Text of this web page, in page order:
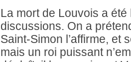
La mort de Louvois a été
discussions. On a
Saint-Simon l’affirme, et
mais un roi puissant